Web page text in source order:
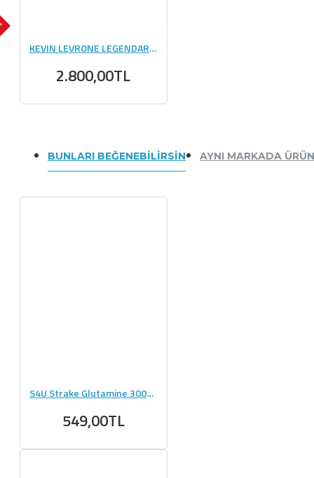
KEVIN LEVRONE LEGENDARY MASS CHOCOLATE 3 KG
2.800,00TL
BUNLARI BEĞENEBILIRSIN AYNI MARKADA
S4U Strake Glutamine 300g Saf Mikronize Aromasız Glutamin
549,00TL